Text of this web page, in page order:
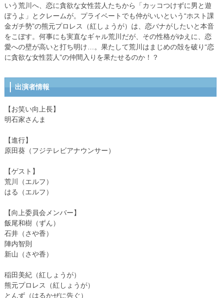
いう荒川へ、恋に貪欲な女性芸人たちから「カッコつけずに男と遊
ぼうよ」とクレームが。プライベートでも仲がいいという“ホスト課
金ガチ勢”の熊元プロレス（紅しょうが）は、恋バナがしたいと本音
をこぼす。何事にも実直なギャル荒川だが、その性格がゆえに、恋
愛への壁が高いと打ち明け…。果たして荒川はまじめの殻を破り“恋
に貪欲な女性芸人”の仲間入りを果たせるのか！？
出演者情報
【お笑い向上長】
明石家さんま
【進行】
原田葵（フジテレビアナウンサー）
【ゲスト】
荒川（エルフ）
はる（エルフ）
【向上委員会メンバー】
飯尾和樹（ずん）
石井（さや香）
陣内智則
新山（さや香）
稲田美紀（紅しょうが）
熊元プロレス（紅しょうが）
とんず（はるかぜに告ぐ）